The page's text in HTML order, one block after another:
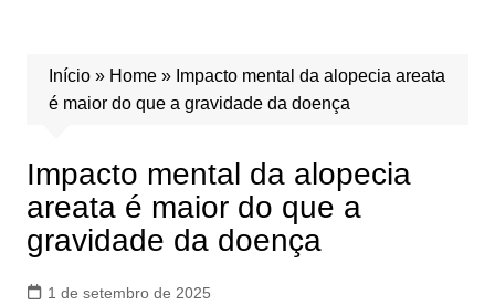
Início» Home» Impacto mental da alopecia areata
é maior do que a gravidade da doença
Impacto mental da alopecia
areata é maior do que a
gravidade da doença
1 de setembro de 2025